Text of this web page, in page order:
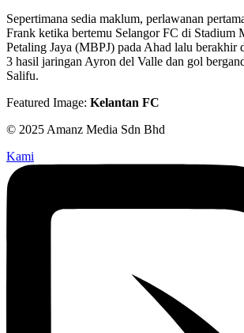
Sepertimana sedia maklum, perlawanan
Frank ketika bertemu Selangor FC di Stadium
Petaling Jaya (MBPJ) pada Ahad lalu berakhir
3 hasil jaringan Ayron del Valle dan gol
Salifu.
Featured Image: Kelantan FC
© 2025 Amanz Media Sdn Bhd
Kami